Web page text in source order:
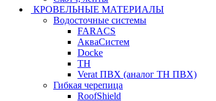
КРОВЕЛЬНЫЕ МАТЕРИАЛЫ
Водосточные системы
FARACS
АкваСистем
Docke
ТН
Verat ПВХ (аналог ТН ПВХ)
Гибкая черепица
RoofShield